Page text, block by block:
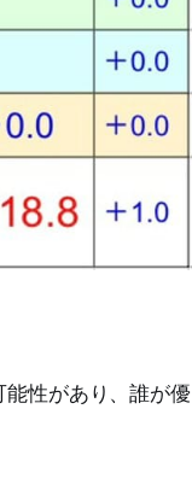
性があり、誰が優